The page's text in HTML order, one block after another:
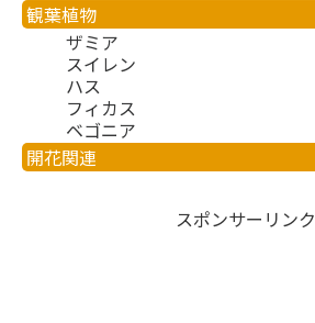
観葉植物
ザミア
スイレン
ハス
フィカス
ベゴニア
開花関連
スポンサーリンク